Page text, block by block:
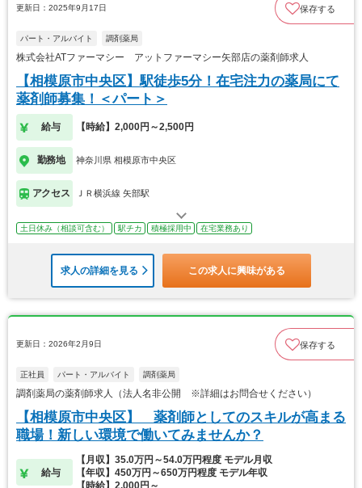
更新日：2025年9月17日 保存する
パート・アルバイト 調剤薬局
株式会社ATファーマシー アットファーマシー矢部店の薬剤師求人
【相模原市中央区】駅徒歩5分！在宅注力の薬局にて
薬剤師募集！＜パート＞
給与 【時給】2,000円～2,500円
勤務地 神奈川県 相模原市中央区
アクセス ＪＲ横浜線 矢部駅
土日休み（相談可含む） 駅チカ 積極採用中 在宅業務あり
求人の詳細を見る この求人に興味がある
更新日：2026年2月9日 保存する
正社員 パート・アルバイト 調剤薬局
調剤薬局の薬剤師求人（法人名非公開 ※詳細はお問合せください）
【相模原市中央区】 薬剤師としてのスキルが高まる
職場！新しい環境で働いてみませんか？
給与
【月収】35.0万円～54.0万円程度 モデル月収
【年収】450万円～650万円程度 モデル年収
【時給】2,000円～